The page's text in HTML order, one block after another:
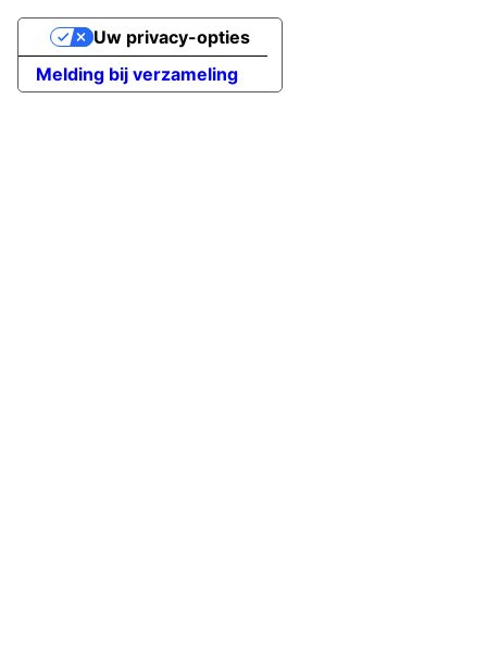
Melding bij verzameling
Uw privacy-opties